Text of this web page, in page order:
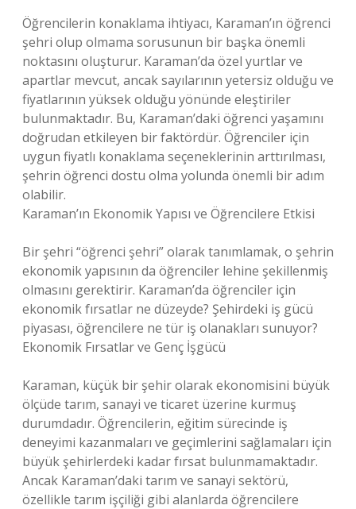
Öğrencilerin konaklama ihtiyacı, Karaman’ın öğrenci
şehri olup olmama sorusunun bir başka önemli
noktasını oluşturur. Karaman’da özel yurtlar ve
apartlar mevcut, ancak sayılarının yetersiz olduğu ve
fiyatlarının yüksek olduğu yönünde eleştiriler
bulunmaktadır. Bu, Karaman’daki öğrenci yaşamını
doğrudan etkileyen bir faktördür. Öğrenciler için
uygun fiyatlı konaklama seçeneklerinin arttırılması,
şehrin öğrenci dostu olma yolunda önemli bir adım
olabilir.
Karaman’ın Ekonomik Yapısı ve Öğrencilere Etkisi
Bir şehri “öğrenci şehri” olarak tanımlamak, o şehrin
ekonomik yapısının da öğrenciler lehine şekillenmiş
olmasını gerektirir. Karaman’da öğrenciler için
ekonomik fırsatlar ne düzeyde? Şehirdeki iş gücü
piyasası, öğrencilere ne tür iş olanakları sunuyor?
Ekonomik Fırsatlar ve Genç İşgücü
Karaman, küçük bir şehir olarak ekonomisini büyük
ölçüde tarım, sanayi ve ticaret üzerine kurmuş
durumdadır. Öğrencilerin, eğitim sürecinde iş
deneyimi kazanmaları ve geçimlerini sağlamaları için
büyük şehirlerdeki kadar fırsat bulunmamaktadır.
Ancak Karaman’daki tarım ve sanayi sektörü,
özellikle tarım işçiliği gibi alanlarda öğrencilere